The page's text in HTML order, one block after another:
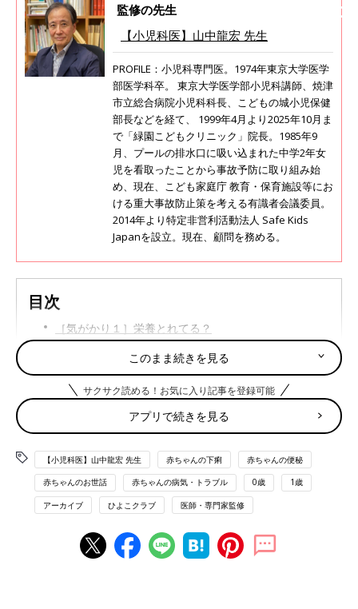
監修の先生
【小児科医】山中龍宏 先生
PROFILE：小児科専門医。1974年東京大学医学
部医学科卒。 東京大学医学部小児科講師、焼津
市立総合病院小児科科長、こどもの城小児保健
部長などを経て、 1999年4月より2025年10月ま
で「緑園こどもクリニック」院長。1985年9
月、プールの排水口に吸い込まれた中学2年女
児を看取ったことから事故予防に取り組み始
め、現在、こども家庭庁 教育・保育施設等にお
ける重大事故防止策を考える有識者会議委員。
2014年より特定非営利活動法人 Safe Kids
Japanを設立。現在、顧問を務める。
目次
［気がかり１］栄養とれてる？
［気がかり２］これって「便秘」？
［気がかり３］うんちのツブツブ
［気がかり４］下痢になったときの着せ方
［気がかり１］栄養とれてる？
Ｑ うんちに食べ物がそのまま出たとき、栄養はとれていない
このまま続きを見る
サクサク読める！お気に入り記事を登録可能
アプリで続きを見る
【小児科医】山中龍宏 先生 赤ちゃんの下痢 赤ちゃんの便秘
赤ちゃんのお世話 赤ちゃんの病気・トラブル 0歳 1歳
アーカイブ ひよこクラブ 医師・専門家監修